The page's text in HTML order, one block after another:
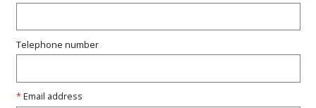
Telephone number
Email address